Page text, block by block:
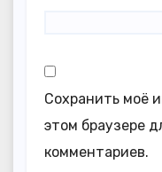
Сохранить моё
этом браузере
комментариев.